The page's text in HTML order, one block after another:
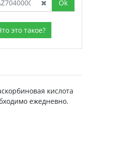
Ok
это такое?
кислота
ежедневно.